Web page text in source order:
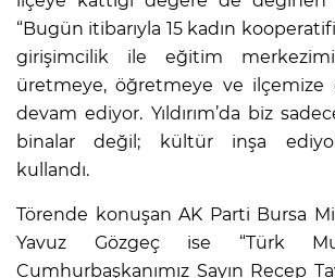
“Bugün itibarıyla 15 kadın
girişimcilik ile eğitim
üretmeye, öğretmeye ve ilçemize
devam ediyor. Yıldırım’da biz
binalar değil; kültür inşa
kullandı.
Törende konuşan AK Parti Bursa
Yavuz Gözgeç ise “Türk
Cumhurbaşkanımız Sayın Recep